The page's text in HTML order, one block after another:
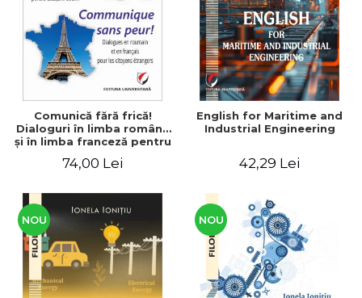
Comunică fără frică!
Dialoguri în limba română
şi în limba franceză pentru
străini/Communique sans
roumain et en français
pour les citoyens
étrangers
74,00 Lei
English for Maritime and
Industrial Engineering
42,29 Lei
NOU NOU